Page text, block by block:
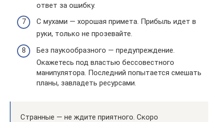
ответ за ошибку.
С мухами — хорошая примета. Прибыль идет в
руки, только не прозевайте.
Без паукообразного — предупреждение.
Окажетесь под властью бессовестного
манипулятора. Последний попытается смешать
планы, завладеть ресурсами.
Странные — не ждите приятного. Скоро